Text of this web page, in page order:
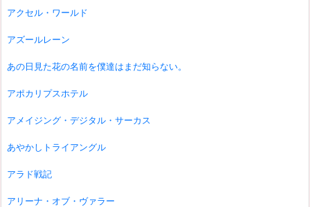
アクセル・ワールド
アズールレーン
あの日見た花の名前を僕達はまだ知らない。
アポカリプスホテル
アメイジング・デジタル・サーカス
あやかしトライアングル
アラド戦記
アリーナ・オブ・ヴァラー